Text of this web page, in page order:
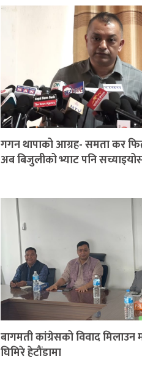
गगन थापाको आग्रह- समता कर
अब बिजुलीको भ्याट पनि
बागमती कांग्रेसको विवाद मिलाउन
घिमिरे हेटौंडामा